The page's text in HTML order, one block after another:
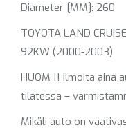
Diameter [MM]: 260
TOYOTA LAND
92KW (2000-2003)
HUOM !! Ilmoita aina
tilatessa –
Mikäli auto on